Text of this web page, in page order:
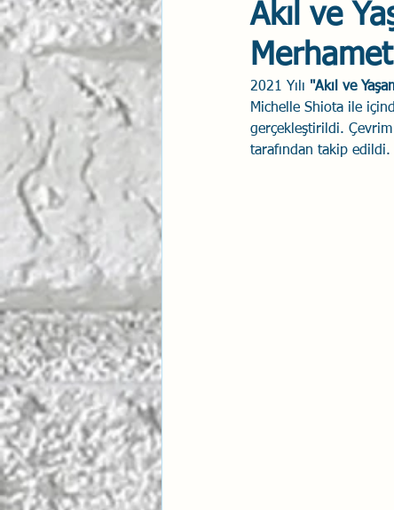
Yaratıcı Drama İnsan
Duygusal Zeka Koçluğu
Akıl ve
Merhamet
2021 Yılı "Akıl ve
Michelle Shiota ile
gerçekleştirildi.
tarafından takip edildi.